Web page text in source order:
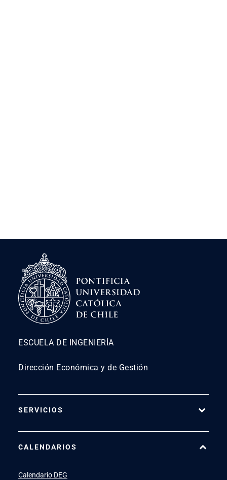
ESCUELA DE INGENIERÍA
Dirección Económica y de Gestión
SERVICIOS
SIDINGlaunch
CALENDARIOS
Calendario DEG